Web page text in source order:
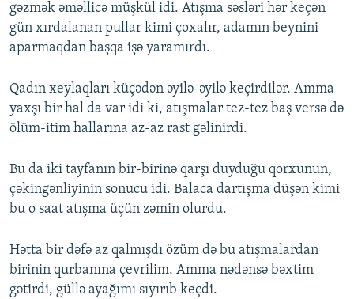
gəzmək əməllicə müşkül idi. Atışma səsləri hər keçən
gün xırdalanan pullar kimi çoxalır, adamın beynini
aparmaqdan başqa işə yaramırdı.
Qadın xeylaqları küçədən əyilə-əyilə keçirdilər. Amma
yaxşı bir hal da var idi ki, atışmalar tez-tez baş versə də
ölüm-itim hallarına az-az rast gəlinirdi.
Bu da iki tayfanın bir-birinə qarşı duyduğu qorxunun,
çəkingənliyinin sonucu idi. Balaca dartışma düşən kimi
bu o saat atışma üçün zəmin olurdu.
Hətta bir dəfə az qalmışdı özüm də bu atışmalardan
birinin qurbanına çevrilim. Amma nədənsə bəxtim
gətirdi, güllə ayağımı sıyırıb keçdi.